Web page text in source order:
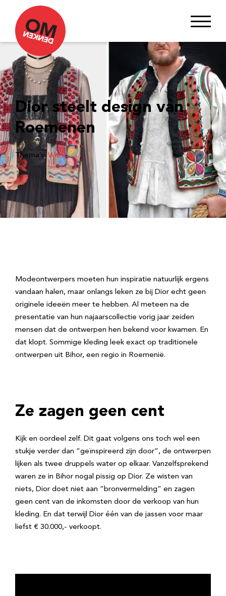
Dior steelt design van
Roemenen
Thema’s:Werk
Modeontwerpers moeten hun inspiratie natuurlijk ergens
vandaan halen, maar onlangs leken ze bij Dior echt geen
originele ideeën meer te hebben. Al meteen na de
presentatie van hun najaarscollectie vorig jaar zeiden
mensen dat de ontwerpen hen bekend voor kwamen. En
dat klopt. Sommige kleding leek exact op traditionele
ontwerpen uit Bihor, een regio in Roemenië.
Ze zagen geen cent
Kijk en oordeel zelf. Dit gaat volgens ons toch wel een
stukje verder dan “geïnspireerd zijn door”, de ontwerpen
lijken als twee druppels water op elkaar. Vanzelfsprekend
waren ze in Bihor nogal pissig op Dior. Ze wisten van
niets, Dior doet niet aan “bronvermelding” en zagen
geen cent van de inkomsten door de verkoop van hun
kleding. En dat terwijl Dior één van de jassen voor maar
liefst € 30.000,- verkoopt.